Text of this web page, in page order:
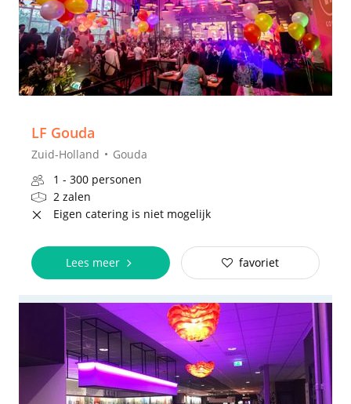
LF Gouda
Zuid-Holland
Gouda
1 - 300 personen
2 zalen
Eigen catering is niet mogelijk
Lees meer favoriet